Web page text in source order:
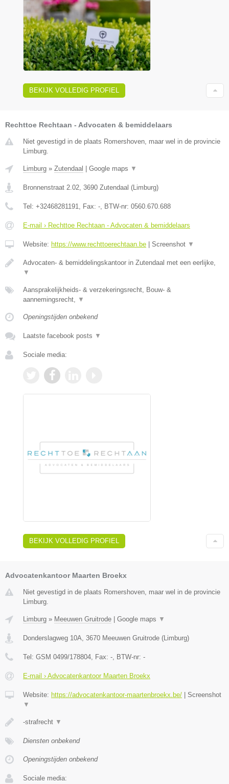
BEKIJK VOLLEDIG PROFIEL
Rechttoe Rechtaan - Advocaten & bemiddelaars
Niet gevestigd in de plaats Romershoven, maar wel in de provincie
Limburg.
Limburg » Zutendaal | Google maps ▼
Bronnenstraat 2.02 3690 Zutendaal (Limburg)
Tel: +32468281191 , Fax: - , BTW-nr: 0560.670.688
E-mail › Rechttoe Rechtaan - Advocaten & bemiddelaars
Website: https://www.rechttoerechtaan.be | Screenshot ▼
Advocaten- & bemiddelingskantoor in Zutendaal met een eerlijke,
▼
Aansprakelijkheids- & verzekeringsrecht, Bouw- &
aannemingsrecht,
▼
Openingstijden onbekend
Laatste facebook posts ▼
Sociale media:
BEKIJK VOLLEDIG PROFIEL
Advocatenkantoor Maarten Broekx
Niet gevestigd in de plaats Romershoven, maar wel in de provincie
Limburg.
Limburg » Meeuwen Gruitrode | Google maps ▼
Donderslagweg 10A 3670 Meeuwen Gruitrode (Limburg)
Tel: GSM 0499/178804 , Fax: - , BTW-nr: -
E-mail › Advocatenkantoor Maarten Broekx
Website: https://advocatenkantoor-maartenbroekx.be/ | Screenshot
▼
-strafrecht ▼
Diensten onbekend
Openingstijden onbekend
Sociale media: